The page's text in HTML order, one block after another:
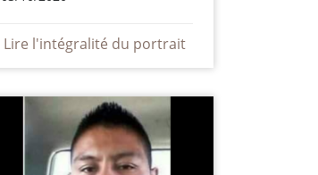
Lire l'intégralité du portrait